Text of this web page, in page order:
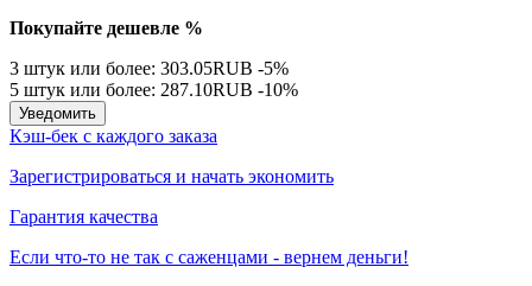
Покупайте дешевле %
3 штук или более: 303.05RUB -5%
5 штук или более: 287.10RUB -10%
Уведомить
Кэш-бек с каждого заказа
Зарегистрироваться и начать экономить
Гарантия качества
Если что-то не так с саженцами - вернем деньги!